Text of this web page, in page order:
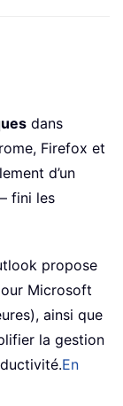
dans
Firefox et
d’un
fini les
propose
Microsoft
ainsi que
la gestion
En